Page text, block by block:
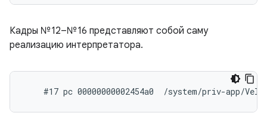
Кадры №12–№16 представляют собой саму
реализацию интерпретатора.